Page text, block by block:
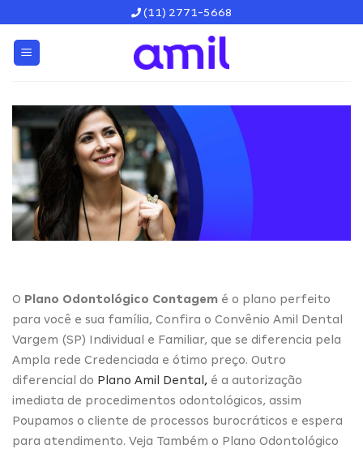
content
(11) 2771-5668
O Plano Odontológico Contagem é o plano perfeito
para você e sua família, Confira o Convênio Amil Dental
Vargem (SP) Individual e Familiar, que se diferencia pela
Ampla rede Credenciada e ótimo preço. Outro
diferencial do Plano Amil Dental , é a autorização
imediata de procedimentos odontológicos, assim
Poupamos o cliente de processos burocráticos e espera
para atendimento. Veja Também o Plano Odontológico